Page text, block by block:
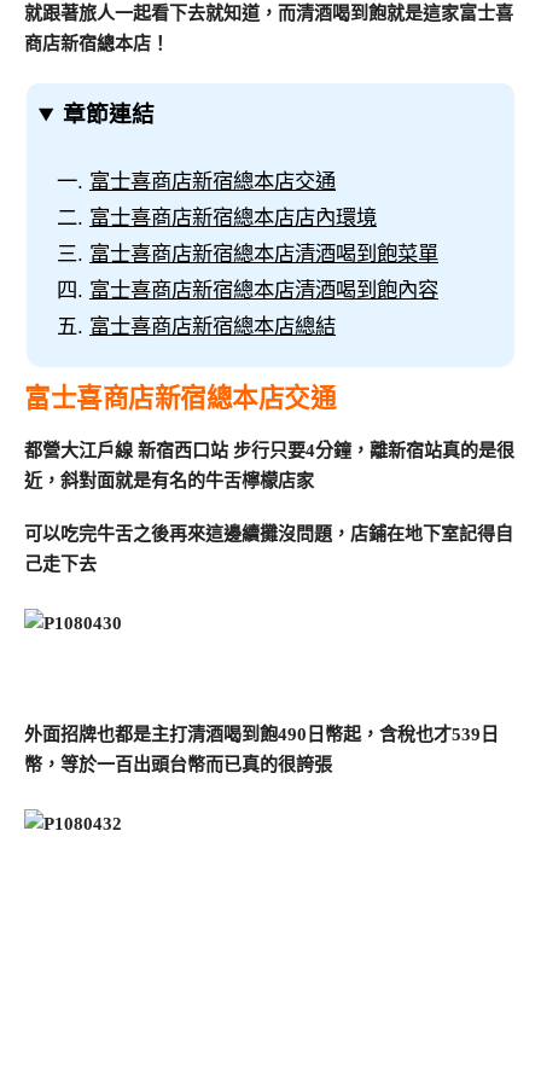
就跟著旅人一起看下去就知道，而清酒喝到飽就是這家富士喜
商店新宿總本店！
章節連結
富士喜商店新宿總本店交通
富士喜商店新宿總本店店內環境
富士喜商店新宿總本店清酒喝到飽菜單
富士喜商店新宿總本店清酒喝到飽內容
富士喜商店新宿總本店總結
富士喜商店新宿總本店交通
都營大江戶線 新宿西口站 步行只要4分鐘，離新宿站真的是很
近，斜對面就是有名的牛舌檸檬店家
可以吃完牛舌之後再來這邊續攤沒問題，店鋪在地下室記得自
己走下去
外面招牌也都是主打清酒喝到飽490日幣起，含稅也才539日
幣，等於一百出頭台幣而已真的很誇張